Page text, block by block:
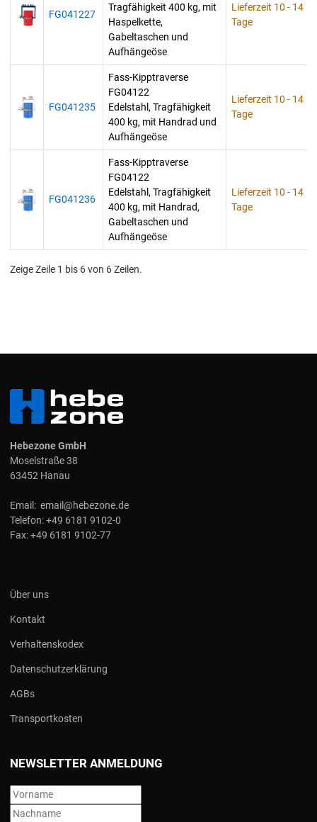
FG041227
Tragfähigkeit 400 kg, mit
Haspelkette,
Gabeltaschen und
Aufhängeöse
Lieferzeit 10 - 14
Tage
FG041235
Fass-Kipptraverse
FG04122
Edelstahl, Tragfähigkeit
400 kg, mit Handrad und
Aufhängeöse
Lieferzeit 10 - 14
Tage
FG041236
Fass-Kipptraverse
FG04122
Edelstahl, Tragfähigkeit
400 kg, mit Handrad,
Gabeltaschen und
Aufhängeöse
Lieferzeit 10 - 14
Tage
Zeige Zeile 1 bis 6 von 6 Zeilen.
Hebezone GmbH
Moselstraße 38
63452 Hanau
Email: email@hebezone.de
Telefon:+49 6181 9102-0
Fax:+49 6181 9102-77
Über uns
Kontakt
Verhaltenskodex
Datenschutzerklärung
AGBs
Transportkosten
NEWSLETTER ANMELDUNG